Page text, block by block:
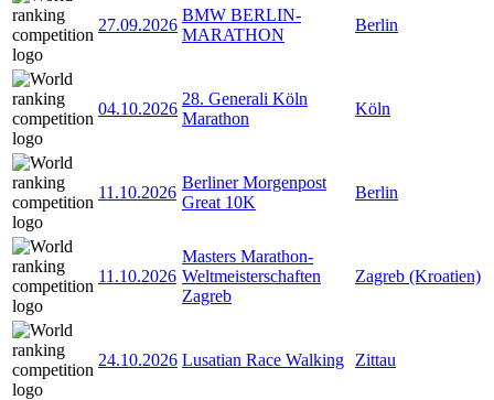
27.09.2026
BMW BERLIN-
MARATHON
Berlin
04.10.2026
28. Generali Köln
Marathon
Köln
11.10.2026
Berliner Morgenpost
Great 10K
Berlin
11.10.2026
Masters Marathon-
Weltmeisterschaften
Zagreb
Zagreb (Kroatien)
24.10.2026 Lusatian Race Walking Zittau